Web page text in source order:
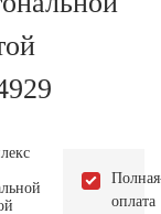
Полная
оплата